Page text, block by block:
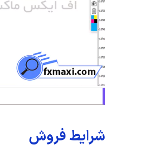
شرایط فروش